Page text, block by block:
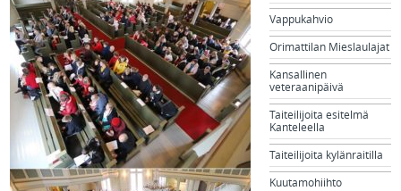
Vappukahvio
Orimattilan Mieslaulajat
Kansallinen
veteraanipäivä
Taiteilijoita esitelmä
Kanteleella
Taiteilijoita kylänraitilla
Kuutamohiihto